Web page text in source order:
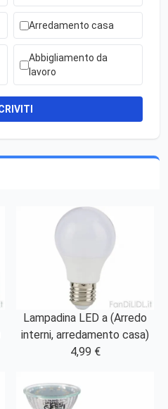
Arredamento casa
Abbigliamento da
lavoro
Lampadina LED a (Arredo
interni, arredamento casa)
4,99 €